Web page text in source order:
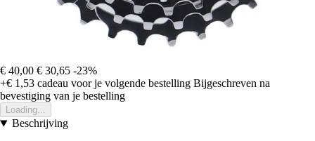
€ 40,00 € 30,65 -23%
+€ 1,53 cadeau voor je volgende bestelling Bijgeschreven na
bevestiging van je bestelling
Loading...
Beschrijving